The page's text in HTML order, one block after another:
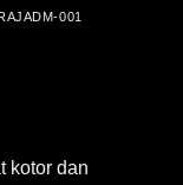
001
kotor dan